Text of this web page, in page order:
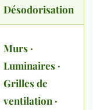
Désodorisation
Murs ·
Luminaires ·
Grilles de
ventilation ·